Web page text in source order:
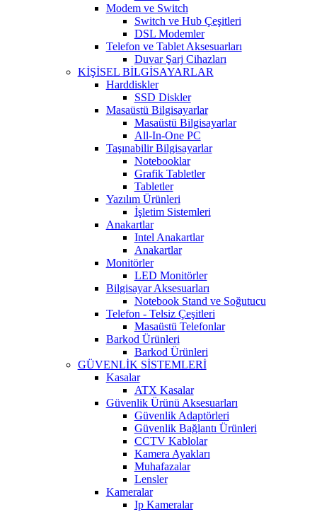
Modem ve Switch
Switch ve Hub Çeşitleri
DSL Modemler
Telefon ve Tablet Aksesuarları
Duvar Şarj Cihazları
KİŞİSEL BİLGİSAYARLAR
Harddiskler
SSD Diskler
Masaüstü Bilgisayarlar
Masaüstü Bilgisayarlar
All-In-One PC
Taşınabilir Bilgisayarlar
Notebooklar
Grafik Tabletler
Tabletler
Yazılım Ürünleri
İşletim Sistemleri
Anakartlar
Intel Anakartlar
Anakartlar
Monitörler
LED Monitörler
Bilgisayar Aksesuarları
Notebook Stand ve Soğutucu
Telefon - Telsiz Çeşitleri
Masaüstü Telefonlar
Barkod Ürünleri
Barkod Ürünleri
GÜVENLİK SİSTEMLERİ
Kasalar
ATX Kasalar
Güvenlik Ürünü Aksesuarları
Güvenlik Adaptörleri
Güvenlik Bağlantı Ürünleri
CCTV Kablolar
Kamera Ayakları
Muhafazalar
Lensler
Kameralar
Ip Kameralar